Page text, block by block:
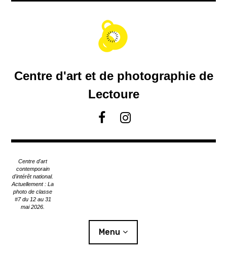
Centre d'art et de photographie de
Lectoure
c
I
s
m
Centre d'art
contemporain
d'intérêt national.
Actuellement : La
photo de classe
#7 du 12 au 31
mai 2026.
Menu